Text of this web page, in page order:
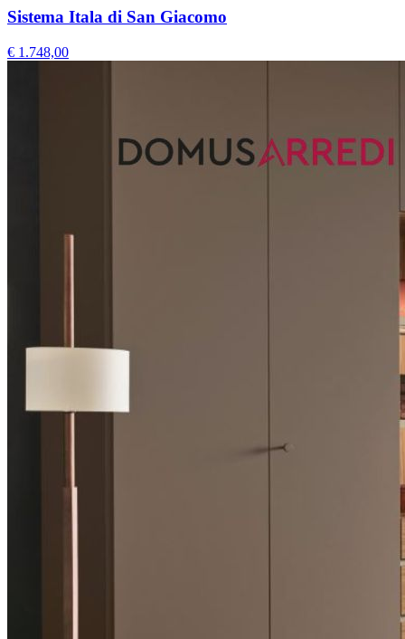
Sistema Itala di San Giacomo
€ 1.748,00